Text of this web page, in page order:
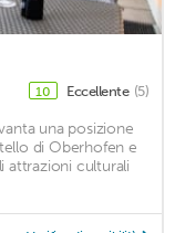
10 Eccellente (5)
una posizione
di Oberhofen e
attrazioni culturali